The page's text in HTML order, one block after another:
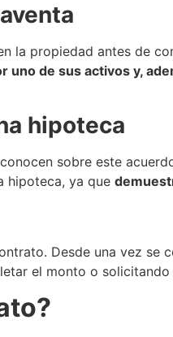
la propiedad antes de
uno de sus activos y,
hipoteca
sobre este
hipoteca, ya que
Desde una vez se
el monto o solicitando